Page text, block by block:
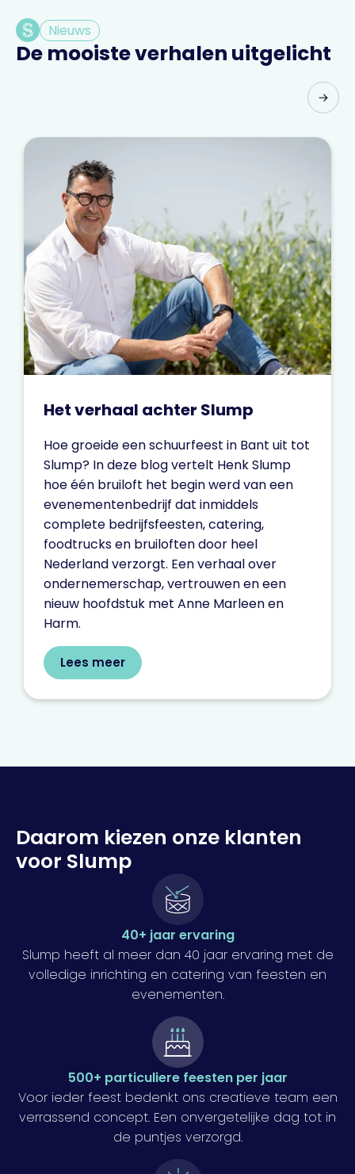
Nieuws
De mooiste verhalen uitgelicht
Het verhaal achter Slump
Hoe groeide een schuurfeest in Bant uit tot
Slump? In deze blog vertelt Henk Slump
hoe één bruiloft het begin werd van een
evenementenbedrijf dat inmiddels
complete bedrijfsfeesten, catering,
foodtrucks en bruiloften door heel
Nederland verzorgt. Een verhaal over
ondernemerschap, vertrouwen en een
nieuw hoofdstuk met Anne Marleen en
Harm.
Lees meer
Daarom kiezen onze klanten
voor Slump
40+ jaar ervaring
Slump heeft al meer dan 40 jaar ervaring met de
volledige inrichting en catering van feesten en
evenementen.
500+ particuliere feesten per jaar
Voor ieder feest bedenkt ons creatieve team een
verrassend concept. Een onvergetelijke dag tot in
de puntjes verzorgd.